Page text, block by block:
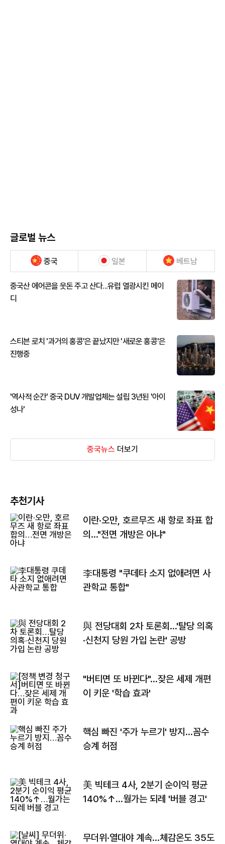
글로벌 뉴스
중국 일본 베트남
중국산 에어콘을 웃돈 주고 산다...유럽 열광시킨 메이
디
스티븐 로치 '과거의 홍콩'은 끝났지만 '새로운 홍콩'은
진행중
'역사적 순간' 중국 DUV 개발업체는 설립 3년된 '아이
성나'
중국뉴스 더보기
추천기사
이란·오만, 호르무즈 새 항로 좌표 합
의…"전면 개방은 아냐"
李대통령 "쿠데타 소지 없애려면 사
관학교 통합"
與 전당대회 2차 토론회…'탈당 의혹
·신천지 당원 가입 논란' 공방
"버티면 또 바뀐다"…잦은 세제 개편
이 키운 '학습 효과'
핵심 빠진 '주가 누르기' 방지…꼼수
승계 허점
美 빅테크 4사, 2분기 순이익 평균
140%↑…월가는 되레 '버블 경고'
무더위·열대야 계속…체감온도 35도